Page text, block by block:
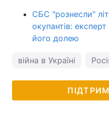
СБС "рознесли"
окупантів:
його долею
війна в Україні